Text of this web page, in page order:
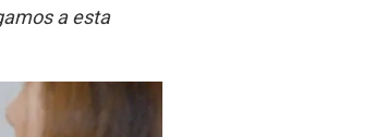
a esta